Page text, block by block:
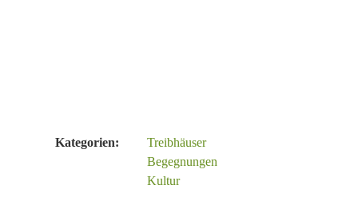
Kategorien:
Treibhäuser
Begegnungen
Kultur